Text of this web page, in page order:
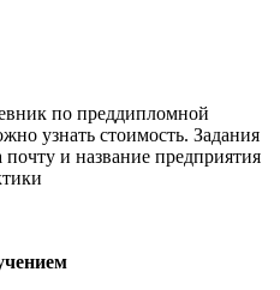
по преддипломной
узнать стоимость. Задания
и название предприятия